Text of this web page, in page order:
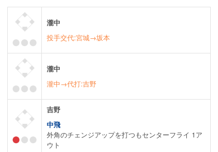
瀧中
投手交代:宮城→坂本
瀧中
瀧中→代打:吉野
吉野
中飛
外角のチェンジアップを打つもセンターフライ 1ア
ウト